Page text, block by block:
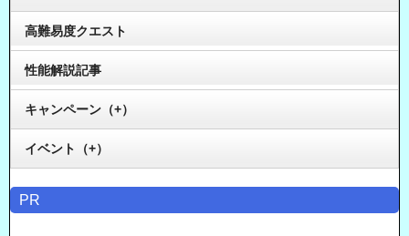
高難易度クエスト
性能解説記事
キャンペーン（+）
イベント（+）
PR